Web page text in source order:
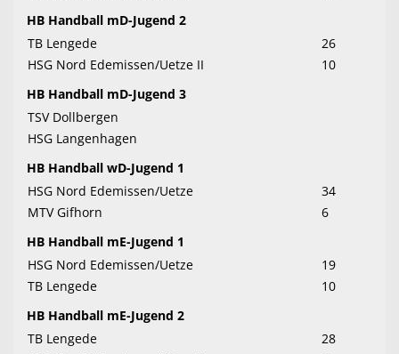
HB Handball mD-Jugend 2
TB Lengede
26
HSG Nord Edemissen/Uetze II
10
HB Handball mD-Jugend 3
TSV Dollbergen
HSG Langenhagen
HB Handball wD-Jugend 1
HSG Nord Edemissen/Uetze
34
MTV Gifhorn
6
HB Handball mE-Jugend 1
HSG Nord Edemissen/Uetze
19
TB Lengede
10
HB Handball mE-Jugend 2
TB Lengede
28